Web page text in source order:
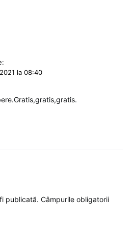
la 08:40
publicată. Câmpurile obligatorii